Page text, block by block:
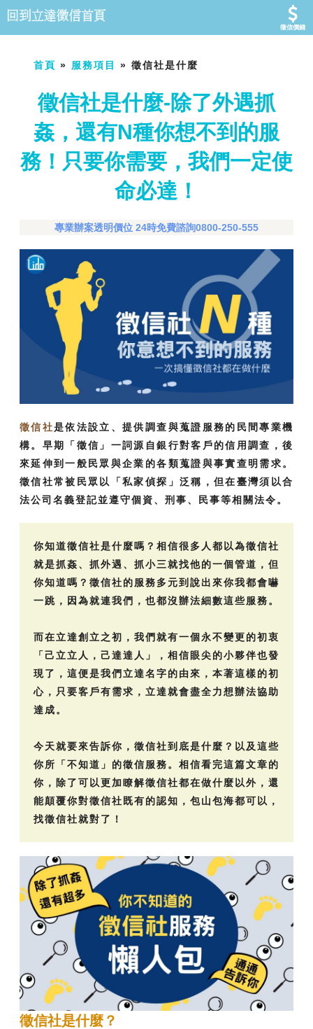
徵信價錢
首頁 » 服務項目 » 徵信社是什麼
徵信社是什麼-除了外遇抓
姦，還有N種你想不到的服
務！只要你需要，我們一定使
命必達！
專業辦案透明價位 24時免費諮詢0800-250-555
徵信社是依法設立、提供調查與蒐證服務的民間專業機
構。早期「徵信」一詞源自銀行對客戶的信用調查，後
來延伸到一般民眾與企業的各類蒐證與事實查明需求。
徵信社常被民眾以「私家偵探」泛稱，但在臺灣須以合
法公司名義登記並遵守個資、刑事、民事等相關法令。
你知道徵信社是什麼嗎？相信很多人都以為徵信社
就是抓姦、抓外遇、抓小三就找他的一個管道，但
你知道嗎？徵信社的服務多元到說出來你我都會嚇
一跳，因為就連我們，也都沒辦法細數這些服務。
而在立達創立之初，我們就有一個永不變更的初衷
「己立立人，己達達人」，相信眼尖的小夥伴也發
現了，這便是我們立達名字的由來，本著這樣的初
心，只要客戶有需求，立達就會盡全力想辦法協助
達成。
今天就要來告訴你，徵信社到底是什麼？以及這些
你所「不知道」的徵信服務。相信看完這篇文章的
你，除了可以更加瞭解徵信社都在做什麼以外，還
能顛覆你對徵信社既有的認知，包山包海都可以，
找徵信社就對了！
徵信社是什麼？